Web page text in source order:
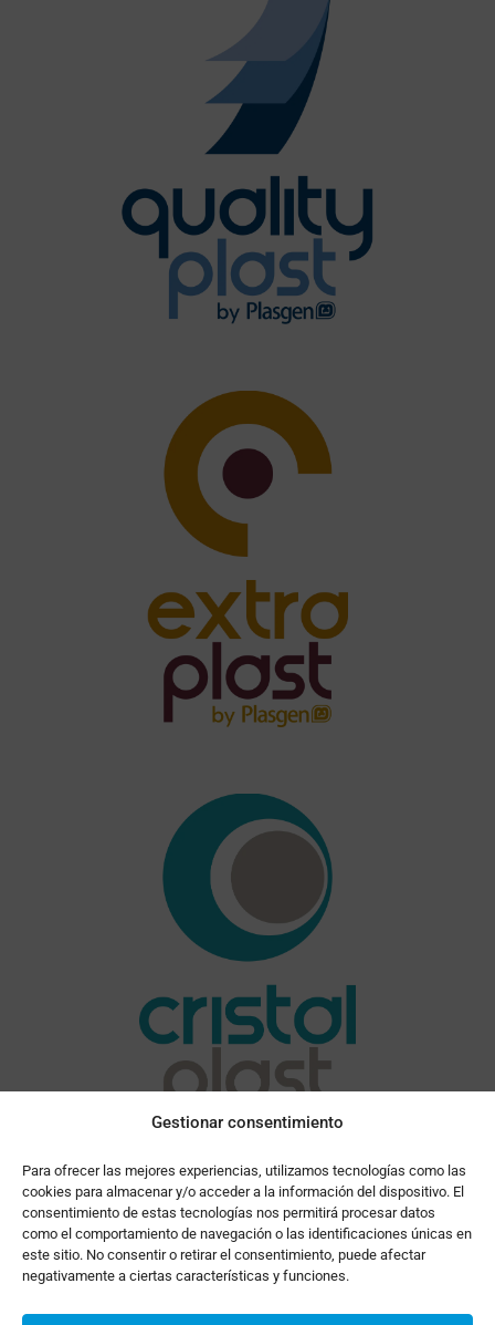
Gestionar consentimiento
Para ofrecer las mejores experiencias, utilizamos tecnologías como las
cookies para almacenar y/o acceder a la información del dispositivo. El
consentimiento de estas tecnologías nos permitirá procesar datos
como el comportamiento de navegación o las identificaciones únicas en
este sitio. No consentir o retirar el consentimiento, puede afectar
negativamente a ciertas características y funciones.